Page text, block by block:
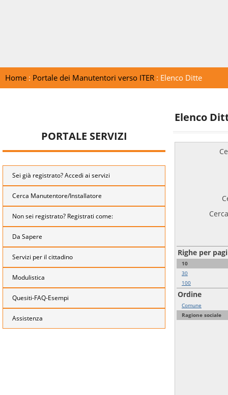
Home: Portale dei Manutentori verso ITER: Elenco Ditte
PORTALE SERVIZI
Sei già registrato? Accedi ai servizi
Cerca Manutentore/Installatore
Non sei registrato? Registrati come:
Da Sapere
Servizi per il cittadino
Modulistica
Quesiti-FAQ-Esempi
Assistenza
Elenco
Righe per
10
30
100
Ordine
Comune
Ragione sociale